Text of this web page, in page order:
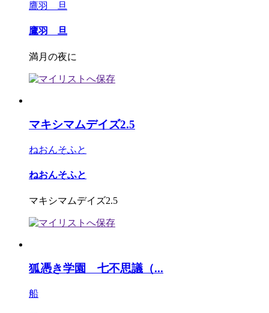
鷹羽 旦
鷹羽 旦
満月の夜に
マキシマムデイズ2.5
ねおんそふと
ねおんそふと
マキシマムデイズ2.5
狐憑き学園 七不思議（...
船